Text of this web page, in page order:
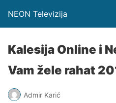
NEON Televizija
Kalesija Online i
Vam žele rahat
Admir Karić